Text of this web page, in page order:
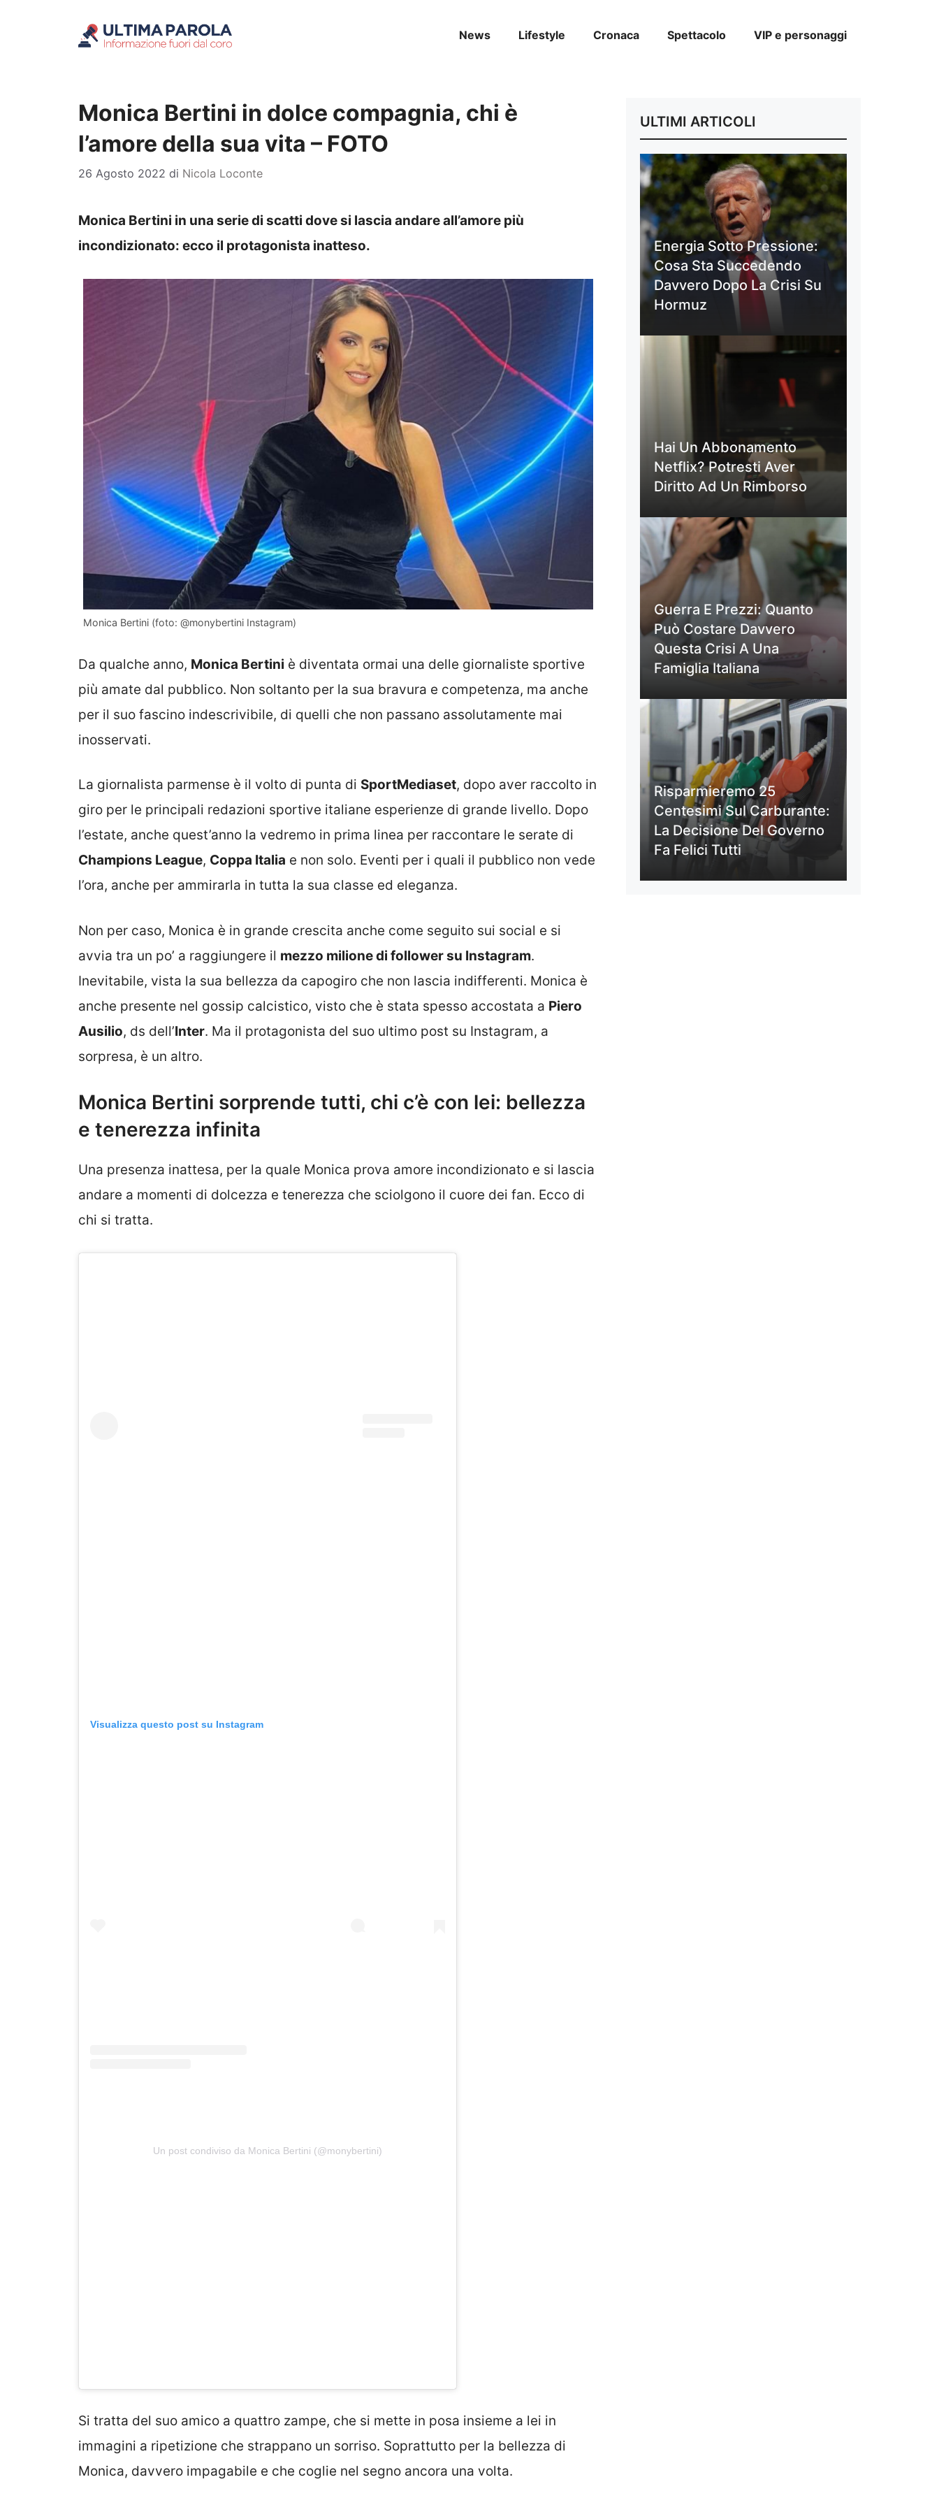
News Lifestyle Cronaca Spettacolo VIP e personaggi
Monica Bertini in dolce compagnia, chi è
l’amore della sua vita – FOTO
26 Agosto 2022 di Nicola Loconte
Monica Bertini in una serie di scatti dove si lascia andare all’amore più
incondizionato: ecco il protagonista inatteso.
Monica Bertini (foto: @monybertini Instagram)
Da qualche anno, Monica Bertini è diventata ormai una delle giornaliste sportive
più amate dal pubblico. Non soltanto per la sua bravura e competenza, ma anche
per il suo fascino indescrivibile, di quelli che non passano assolutamente mai
inosservati.
La giornalista parmense è il volto di punta di SportMediaset, dopo aver raccolto in
giro per le principali redazioni sportive italiane esperienze di grande livello. Dopo
l’estate, anche quest’anno la vedremo in prima linea per raccontare le serate di
Champions League, Coppa Italia e non solo. Eventi per i quali il pubblico non vede
l’ora, anche per ammirarla in tutta la sua classe ed eleganza.
Non per caso, Monica è in grande crescita anche come seguito sui social e si
avvia tra un po’ a raggiungere il mezzo milione di follower su Instagram.
Inevitabile, vista la sua bellezza da capogiro che non lascia indifferenti. Monica è
anche presente nel gossip calcistico, visto che è stata spesso accostata a Piero
Ausilio, ds dell’Inter. Ma il protagonista del suo ultimo post su Instagram, a
sorpresa, è un altro.
Monica Bertini sorprende tutti, chi c’è con lei: bellezza
e tenerezza infinita
Una presenza inattesa, per la quale Monica prova amore incondizionato e si lascia
andare a momenti di dolcezza e tenerezza che sciolgono il cuore dei fan. Ecco di
chi si tratta.
Visualizza questo post su Instagram
Un post condiviso da Monica Bertini (@monybertini)
Si tratta del suo amico a quattro zampe, che si mette in posa insieme a lei in
immagini a ripetizione che strappano un sorriso. Soprattutto per la bellezza di
Monica, davvero impagabile e che coglie nel segno ancora una volta.
ULTIMI ARTICOLI
Energia Sotto Pressione:
Cosa Sta Succedendo
Davvero Dopo La Crisi Su
Hormuz
Hai Un Abbonamento
Netflix? Potresti Aver
Diritto Ad Un Rimborso
Guerra E Prezzi: Quanto
Può Costare Davvero
Questa Crisi A Una
Famiglia Italiana
Risparmieremo 25
Centesimi Sul Carburante:
La Decisione Del Governo
Fa Felici Tutti